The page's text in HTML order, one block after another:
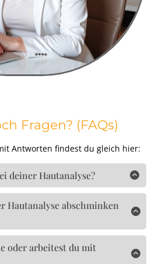
Fragen? (FAQs)
Antworten findest du gleich hier:
deiner Hautanalyse?
ich deine Haut ganzheitlich
nicht nur das, was auf der
beziehe auch deine Pflegeroutine,
und eventuelle Beschwerden
ich über 35 Jahre Erfahrung als
ganzheitlichen Blick als Skin &
Hautanalyse abschminken
Haut möglichst genau beurteilen
und ohne Pflegeprodukte.
ich dir eine Checkliste zu, damit
oder arbeitest du mit